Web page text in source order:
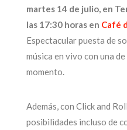
martes 14 de julio, en
las 17:30 horas en Café
Espectacular puesta de
música en vivo con una
momento.
Además, con Click and
posibilidades incluso de